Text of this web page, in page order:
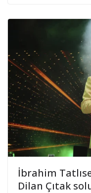
İbrahim
Dilan Çıtak